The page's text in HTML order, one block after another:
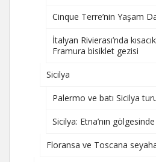
Cinque Terre’nin Yaşam
İtalyan Rivierası’nda
Framura bisiklet gezisi
Sicilya
Palermo ve batı Sicilya
Sicilya: Etna’nın
Floransa ve Toscana